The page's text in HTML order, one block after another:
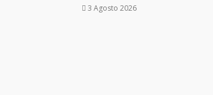
3 Agosto 2026